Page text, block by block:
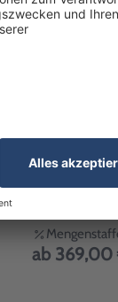
Gojak 6200,
Fußpedal
ab 369,00